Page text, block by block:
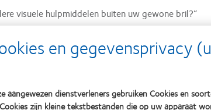
visuele hulpmiddelen buiten uw gewone bril?”
klanten geen dure veiligheidsbrillen op sterkte te
zonder sterkte.
- tijd met een bril denkt iemand
hoe open ze ervoor staan om zelf de keuze te
en gegevensprivacy
aangewezen dienstverleners gebruiken Cookies en
zijn kleine tekstbestanden die op uw apparaat